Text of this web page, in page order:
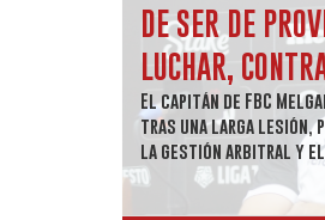
DE SER DE
LUCHAR,
El capitán de FBC
tras una larga lesión,
la gestión arbitral y